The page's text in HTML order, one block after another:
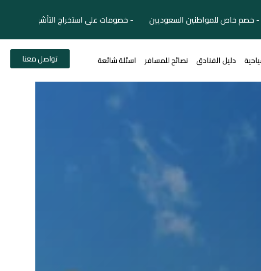
خاص للمواطنين السعوديين - خصومات على استخراج التأشيرات
دليل الفنادق نصائح للمسافر اسئلة شائعة تواصل معنا